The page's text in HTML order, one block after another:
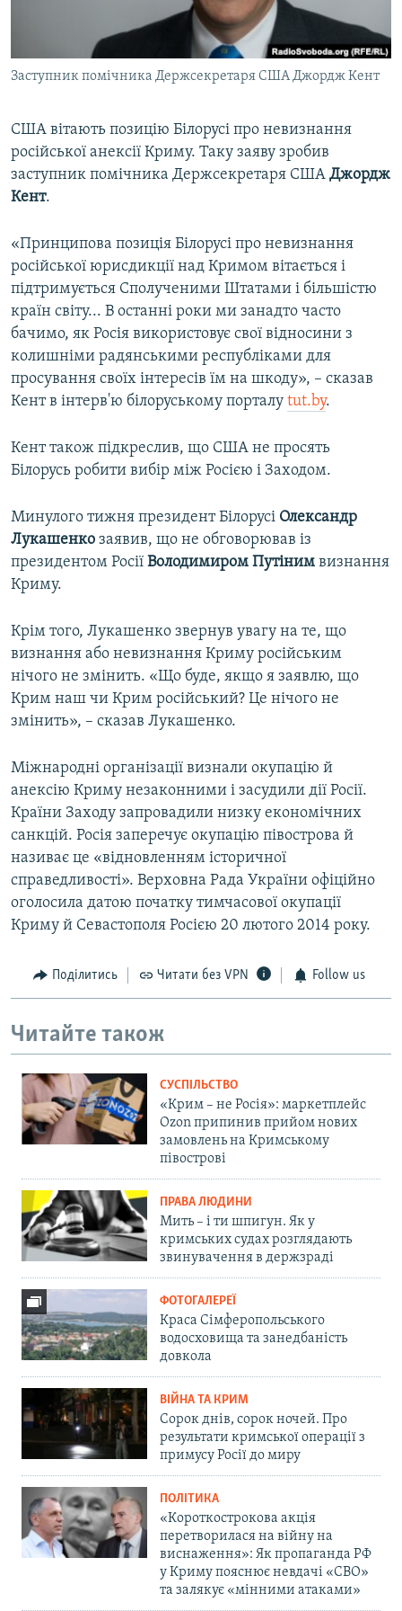
СВІДЧЕННЯ ОКУПАЦІЇ
УКРАЇНСЬКА ПРОБЛЕМА КРИМУ
Qırımtatar
Усі сайти RFE/RL
Заступник помічника Держсекретаря США Джордж Кент
США вітають позицію Білорусі про невизнання
російської анексії Криму. Таку заяву зробив
заступник помічника Держсекретаря США Джордж
Кент.
«Принципова позиція Білорусі про невизнання
російської юрисдикції над Кримом вітається і
підтримується Сполученими Штатами і більшістю
країн світу... В останні роки ми занадто часто
бачимо, як Росія використовує свої відносини з
колишніми радянськими республіками для
просування своїх інтересів їм на шкоду», – сказав
Кент в інтерв'ю білоруському порталу tut.by.
Кент також підкреслив, що США не просять
Білорусь робити вибір між Росією і Заходом.
Минулого тижня президент Білорусі Олександр
Лукашенко заявив, що не обговорював із
президентом Росії Володимиром Путіним визнання
Криму.
Крім того, Лукашенко звернув увагу на те, що
визнання або невизнання Криму російським
нічого не змінить. «Що буде, якщо я заявлю, що
Крим наш чи Крим російський? Це нічого не
змінить», – сказав Лукашенко.
Міжнародні організації визнали окупацію й
анексію Криму незаконними і засудили дії Росії.
Країни Заходу запровадили низку економічних
санкцій. Росія заперечує окупацію півострова й
називає це «відновленням історичної
справедливості». Верховна Рада України офіційно
оголосила датою початку тимчасової окупації
Криму й Севастополя Росією 20 лютого 2014 року.
Поділитись Читати без VPN Follow us
Читайте також
СУСПІЛЬСТВО
«Крим – не Росія»: маркетплейс
Ozon припинив прийом нових
замовлень на Кримському
півострові
ПРАВА ЛЮДИНИ
Мить – і ти шпигун. Як у
кримських судах розглядають
звинувачення в держзраді
ФОТОГАЛЕРЕЇ
Краса Сімферопольського
водосховища та занедбаність
довкола
ВІЙНА ТА КРИМ
Сорок днів, сорок ночей. Про
результати кримської операції з
примусу Росії до миру
ПОЛІТИКА
«Короткострокова акція
перетворилася на війну на
виснаження»: Як пропаганда РФ
у Криму пояснює невдачі «СВО»
та залякує «мінними атаками»